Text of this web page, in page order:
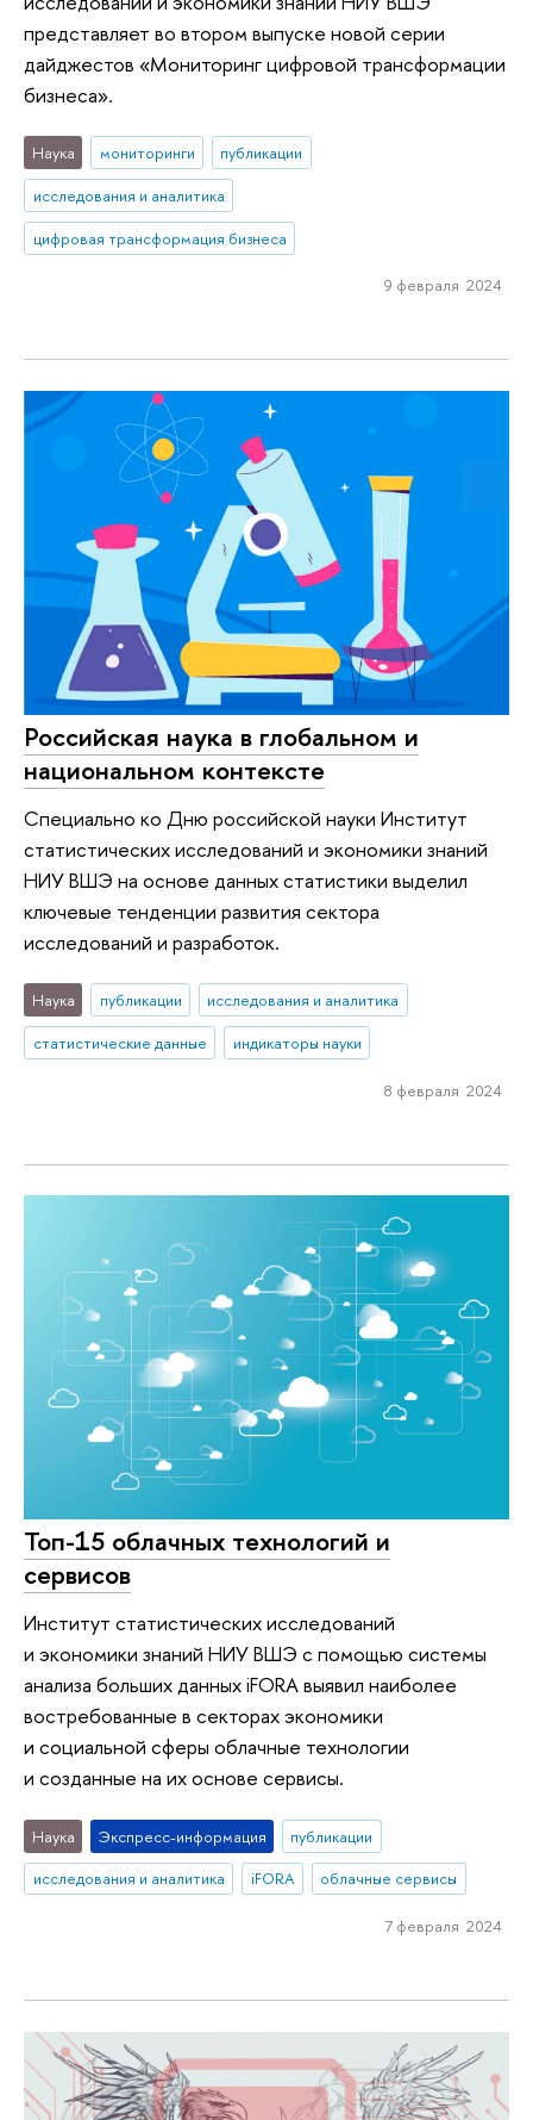
представляет во втором выпуске новой серии
дайджестов «Мониторинг цифровой трансформации
бизнеса».
Наука мониторинги
публикации
исследования и аналитика
цифровая трансформация бизнеса
9 февраля 2024
Российская наука в глобальном и
национальном контексте
Специально ко Дню российской науки Институт
статистических исследований и экономики знаний
НИУ ВШЭ на основе данных статистики выделил
ключевые тенденции развития сектора
исследований и разработок.
Наука публикации
исследования и аналитика
статистические данные
индикаторы науки
8 февраля 2024
Топ-15 облачных технологий и
сервисов
Институт статистических исследований
и экономики знаний НИУ ВШЭ с помощью системы
анализа больших данных iFORA выявил наиболее
востребованные в секторах экономики
и социальной сферы облачные технологии
и созданные на их основе сервисы.
Наука Экспресс-информация
публикации
исследования и аналитика
iFORA облачные сервисы
7 февраля 2024